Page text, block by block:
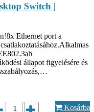
Switch |
Ethernet port a
állapot figyelésére és
Kosárba